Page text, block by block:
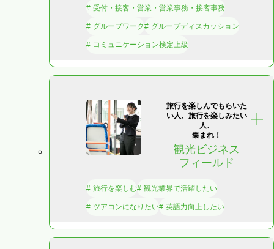
受付・接客・営業・営業事務・接客事務
グループワーク グループディスカッション
コミュニケーション検定上級
旅行を楽しんでもらいた
い人、 旅行を楽しみたい
人、
集まれ！
観光ビジネス
フィールド
旅行を楽しむ 観光業界で活躍したい
ツアコンになりたい 英語力向上したい